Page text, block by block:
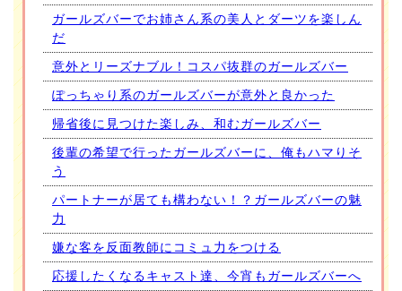
ガールズバーでお姉さん系の美人とダーツを楽しん
だ
意外とリーズナブル！コスパ抜群のガールズバー
ぽっちゃり系のガールズバーが意外と良かった
帰省後に見つけた楽しみ、和むガールズバー
後輩の希望で行ったガールズバーに、俺もハマりそ
う
パートナーが居ても構わない！？ガールズバーの魅
力
嫌な客を反面教師にコミュ力をつける
応援したくなるキャスト達、今宵もガールズバーへ